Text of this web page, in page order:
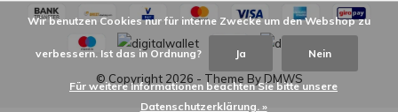
© Copyright 2026 - Theme By DMWS
Wir benutzen Cookies nur für interne Zwecke um den Webshop zu
verbessern. Ist das in Ordnung? Ja Nein
Für weitere Informationen beachten Sie bitte unsere
Datenschutzerklärung. »